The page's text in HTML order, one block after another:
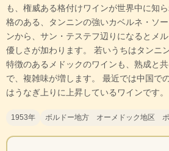
も、権威ある格付けワインが世界中に知
格のある、タンニンの強いカベルネ・ソ
ンから、サン・テステフ辺りになるとメ
優しさが加わります。 若いうちはタンニ
特徴のあるメドックのワインも、熟成と
で、複雑味が増します。 最近では中国で
はうなぎ上りに上昇しているワインです。
1953年 ボルドー地方 オーメドック地区 ポ